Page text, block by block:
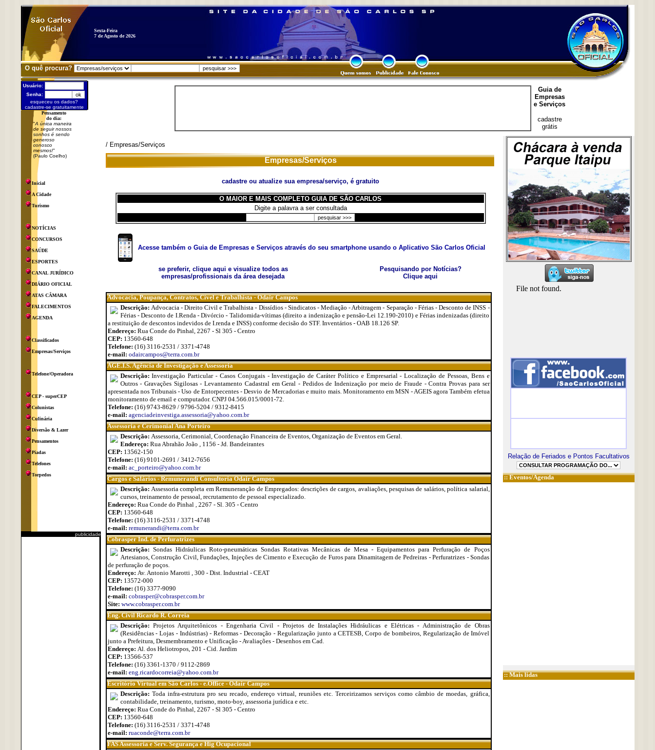
Sexta-Feira
7 de Agosto de 2026
O quê procura?
Usuário:
Senha:
esqueceu os dados?
cadastre-se gratuitamente
Pensamento
do dia:
"A única maneira
de seguir nossos
sonhos é sendo
generoso
conosco
mesmos!"
(Paulo Coelho)
Inicial
A Cidade
Turismo
NOTÍCIAS
CONCURSOS
SAÚDE
ESPORTES
CANAL JURÍDICO
DIÁRIO OFICIAL
ATAS CÂMARA
FALECIMENTOS
AGENDA
Classificados
Empresas/Serviços
Telefone/Operadora
CEP - superCEP
Colunistas
Culinária
Diversão & Lazer
Pensamentos
Piadas
Telefones
Torpedos
publicidade
Guia de
Empresas
e Serviços
cadastre
grátis
/ Empresas/Serviços
Empresas/Serviços
cadastre ou atualize sua empresa/serviço, é gratuito
O MAIOR E MAIS COMPLETO GUIA DE SÃO CARLOS
Digite a palavra a ser consultada
Acesse também o Guia de Empresas e Serviços através do seu smartphone usando o Aplicativo São Carlos Oficial
se preferir, clique aqui e visualize todos as
empresas/profissionais da área desejada
Pesquisando por Notícias?
Clique aqui
Advocacia, Poupança, Contratos, Cível e Trabalhista - Odair Campos
Descrição: Advocacia - Direito Civil e Trabalhista - Dissídios - Sindicatos - Mediação - Arbitragem - Separação - Férias - Desconto de INSS -
Férias - Desconto de I.Renda - Divórcio - Talidomida-vítimas (direito a indenização e pensão-Lei 12.190-2010) e Férias indenizadas (direito
a restituição de descontos indevidos de I.renda e INSS) conforme decisão do STF. Inventários - OAB 18.126 SP.
Endereço: Rua Conde do Pinhal, 2267 - Sl 305 - Centro
CEP: 13560-648
Telefone: (16) 3116-2531 / 3371-4748
e-mail: odaircampos@terra.com.br
AGE.I.S. Agência de Investigação e Assessoria
Descrição:Investigação Particular - Casos Conjugais - Investigação de Caráter Político e Empresarial - Localização de Pessoas, Bens e
Outros - Gravações Sigilosas - Levantamento Cadastral em Geral - Pedidos de Indenização por meio de Fraude - Contra Provas para ser
apresentada nos Tribunais - Uso de Entorpecentes - Desvio de Mercadorias e muito mais. Monitoramento em MSN - AGEIS agora Também efetua
monitoramento de email e computador. CNPJ 04.566.015/0001-72.
Telefone: (16) 9743-8629 / 9796-5204 / 9312-8415
e-mail: agenciadeinvestiga.assessoria@yahoo.com.br
Assessoria e Cerimonial Ana Porteiro
Descrição: Assessoria, Cerimonial, Coordenação Financeira de Eventos, Organização de Eventos em Geral.
Endereço: Rua Abrahão João , 1156 - Jd. Bandeirantes
CEP: 13562-150
Telefone: (16) 9101-2691 / 3412-7656
e-mail: ac_porteiro@yahoo.com.br
Cargos e Salários - Remunerandi Consultoria Odair Campos
Descrição: Assessoria completa em Remuneranção de Empregados: descrições de cargos, avaliações, pesquisas de salários, política salarial,
cursos, treinamento de pessoal, recrutamento de pessoal especializado.
Endereço: Rua Conde do Pinhal , 2267 - Sl. 305 - Centro
CEP: 13560-648
Telefone: (16) 3116-2531 / 3371-4748
e-mail: remunerandi@terra.com.br
Cobrasper Ind. de Perfuratrizes
Descrição: Sondas Hidráulicas Roto-pneumáticas Sondas Rotativas Mecânicas de Mesa - Equipamentos para Perfuração de Poços
Artesianos, Construção Civil, Fundações, Injeções de Cimento e Execução de Furos para Dinamitagem de Pedreiras - Perfuratrizes - Sondas
de perfuração de poços.
Endereço: Av. Antonio Marotti , 300 - Dist. Industrial - CEAT
CEP: 13572-000
Telefone: (16) 3377-9090
e-mail: cobrasper@cobrasper.com.br
Site: www.cobrasper.com.br
Eng. Civil Ricardo R. Correia
Descrição: Projetos Arquitetônicos - Engenharia Civil - Projetos de Instalações Hidráulicas e Elétricas - Administração de Obras
(Residências - Lojas - Indústrias) - Reformas - Decoração - Regularização junto a CETESB, Corpo de bombeiros, Regularização de Imóvel
junto a Prefeitura, Desmembramento e Unificação - Avaliações - Desenhos em Cad.
Endereço: Al. dos Heliotropos, 201 - Cid. Jardim
CEP: 13566-537
Telefone: (16) 3361-1370 / 9112-2869
e-mail: eng.ricardocorreia@yahoo.com.br
Escritório Virtual em São Carlos - e.Office - Odair Campos
Descrição: Toda infra-estrutura pro seu recado, endereço virtual, reuniões etc. Terceirizamos serviços como câmbio de moedas, gráfica,
contabilidade, treinamento, turismo, moto-boy, assessoria jurídica e etc.
Endereço: Rua Conde do Pinhal, 2267 - Sl 305 - Centro
CEP: 13560-648
Telefone: (16) 3116-2531 / 3371-4748
e-mail: ruaconde@terra.com.br
FAS Assessoria e Serv. Segurança e Hig Ocupacional
Relação de Feriados e Pontos Facultativos
::Eventos/Agenda
:: Mais lidas